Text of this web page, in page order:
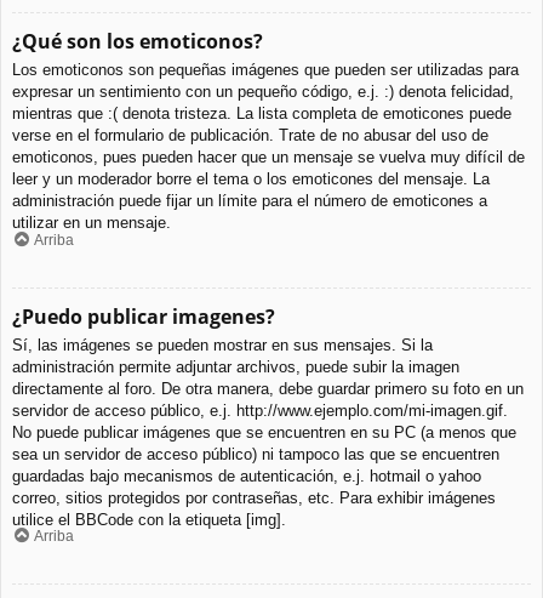
¿Qué son los emoticonos?
Los emoticonos son pequeñas imágenes que pueden ser utilizadas para
expresar un sentimiento con un pequeño código, e.j. :) denota felicidad,
mientras que :( denota tristeza. La lista completa de emoticones puede
verse en el formulario de publicación. Trate de no abusar del uso de
emoticonos, pues pueden hacer que un mensaje se vuelva muy difícil de
leer y un moderador borre el tema o los emoticones del mensaje. La
administración puede fijar un límite para el número de emoticones a
utilizar en un mensaje.
Arriba
¿Puedo publicar imagenes?
Sí, las imágenes se pueden mostrar en sus mensajes. Si la
administración permite adjuntar archivos, puede subir la imagen
directamente al foro. De otra manera, debe guardar primero su foto en un
servidor de acceso público, e.j. http://www.ejemplo.com/mi-imagen.gif.
No puede publicar imágenes que se encuentren en su PC (a menos que
sea un servidor de acceso público) ni tampoco las que se encuentren
guardadas bajo mecanismos de autenticación, e.j. hotmail o yahoo
correo, sitios protegidos por contraseñas, etc. Para exhibir imágenes
utilice el BBCode con la etiqueta [img].
Arriba